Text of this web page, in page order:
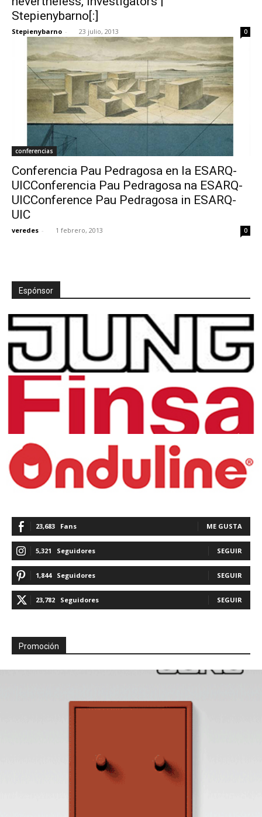
Stepienybarno[:]
Stepienybarno - 23 julio, 2013 0
conferencias
Conferencia Pau Pedragosa en la ESARQ-
UICConferencia Pau Pedragosa na ESARQ-
UICConference Pau Pedragosa in ESARQ-
UIC
veredes - 1 febrero, 2013 0
Espónsor
23,683 Fans ME GUSTA
5,321 Seguidores SEGUIR
1,844 Seguidores SEGUIR
23,782 Seguidores SEGUIR
Promoción